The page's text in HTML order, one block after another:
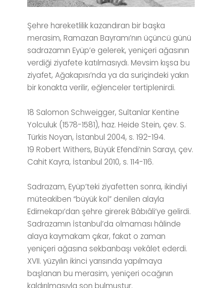
Şehre hareketlilik kazandıran bir başka
merasim, Ramazan Bayramı’nın üçüncü günü
sadrazamın Eyüp’e gelerek, yeniçeri ağasının
verdiği ziyafete katılmasıydı. Mevsim kışsa bu
ziyafet, Ağakapısı’nda ya da suriçindeki yakın
bir konakta verilir, eğlenceler tertiplenirdi.
18 Salomon Schweigger, Sultanlar Kentine
Yolculuk (1578-1581), haz. Heide Stein, çev. S.
Türkis Noyan, İstanbul 2004, s. 192-194.
19 Robert Withers, Büyük Efendi’nin Sarayı, çev.
Cahit Kayra, İstanbul 2010, s. 114-116.
Sadrazam, Eyüp’teki ziyafetten sonra, ikindiyi
müteakiben “büyük kol” denilen alayla
Edirnekapı’dan şehre girerek Bâbıâli’ye gelirdi.
Sadrazamın İstanbul’da olmaması hâlinde
alaya kaymakam çıkar, fakat o zaman
yeniçeri ağasına sekbanbaşı vekâlet ederdi.
XVII. yüzyılın ikinci yarısında yapılmaya
başlanan bu merasim, yeniçeri ocağının
kaldırılmasıyla son bulmuştur.